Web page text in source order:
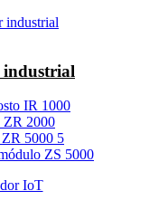
IR 1000
ZR 2000
5000 5
ZS 5000